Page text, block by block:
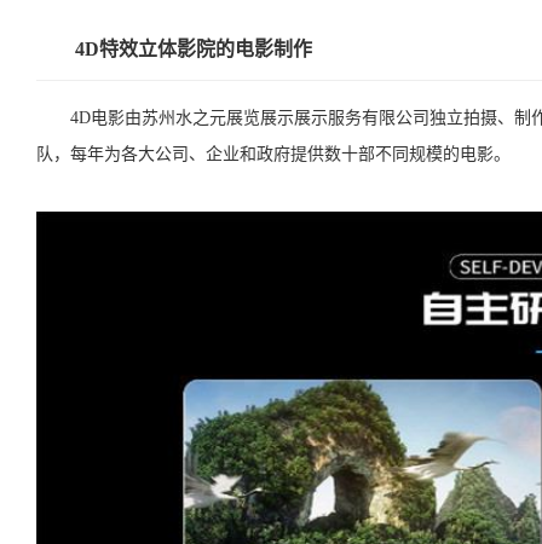
4D特效立体影院的电影制作
4D电影由苏州水之元展览展示展示服务有限公司独立拍摄、制
队，每年为各大公司、企业和政府提供数十部不同规模的电影。